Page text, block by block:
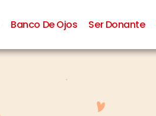
Banco De Ojos Ser Donante